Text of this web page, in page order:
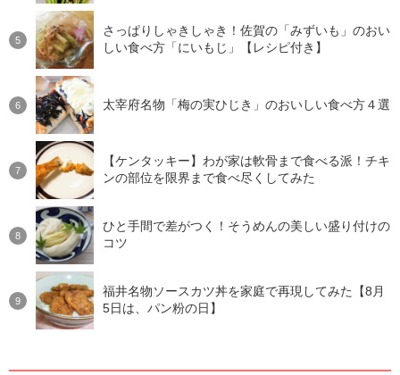
さっぱりしゃきしゃき！佐賀の「みずいも」のおい
しい食べ方「にいもじ」【レシピ付き】
太宰府名物「梅の実ひじき」のおいしい食べ方４選
【ケンタッキー】わが家は軟骨まで食べる派！チキ
ンの部位を限界まで食べ尽くしてみた
ひと手間で差がつく！そうめんの美しい盛り付けの
コツ
福井名物ソースカツ丼を家庭で再現してみた【8月
5日は、パン粉の日】